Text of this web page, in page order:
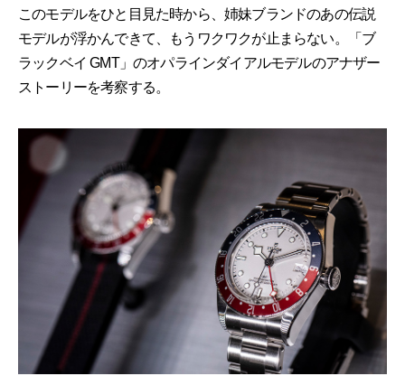
このモデルをひと目見た時から、姉妹ブランドのあの伝説
モデルが浮かんできて、もうワクワクが止まらない。「ブ
ラックベイ GMT」のオパラインダイアルモデルのアナザー
ストーリーを考察する。